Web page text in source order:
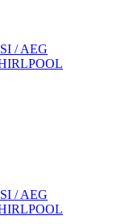
/ AEG
/ AEG